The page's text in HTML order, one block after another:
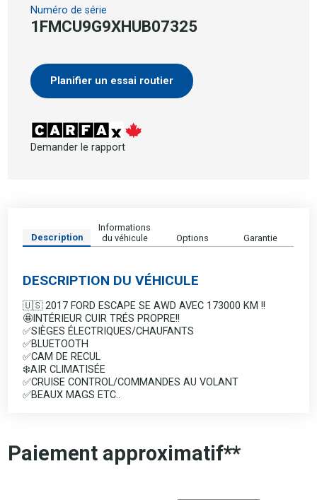
Numéro de série
1FMCU9G9XHUB07325
Planifier un essai routier
Demander le rapport
Description
Informations
du véhicule
Options Garantie
DESCRIPTION DU VÉHICULE
🇺🇸 2017 FORD ESCAPE SE AWD AVEC 173000 KM !!
🤩INTÉRIEUR CUIR TRÉS PROPRE!!
✅SIÈGES ÉLECTRIQUES/CHAUFANTS
✅BLUETOOTH
✅CAM DE RECUL
❄️AIR CLIMATISÉE
✅CRUISE CONTROL/COMMANDES AU VOLANT
✅BEAUX MAGS ETC..
Paiement approximatif**